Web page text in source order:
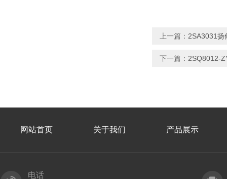
上一篇： 2SA3031扬
下一篇： 2SQ8012-
网站首页 关于我们 产品展示
电话